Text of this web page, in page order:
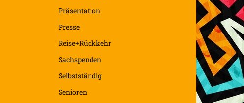
Präsentation
Presse
Reise+Rückkehr
Sachspenden
Selbstständig
Senioren